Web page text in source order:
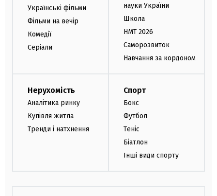
Українські фільми
Фільми на вечір
Комедії
Серіали
науки України
Школа
НМТ 2026
Саморозвиток
Навчання за кордоном
Нерухомість
Аналітика ринку
Купівля житла
Тренди і натхнення
Спорт
Бокс
Футбол
Теніс
Біатлон
Інші види спорту